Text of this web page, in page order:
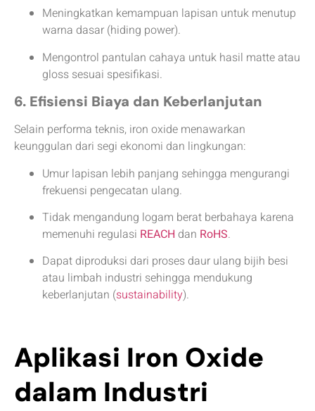
Meningkatkan kemampuan lapisan untuk menutup
warna dasar (hiding power).
Mengontrol pantulan cahaya untuk hasil matte atau
gloss sesuai spesifikasi.
6. Efisiensi Biaya dan Keberlanjutan
Selain performa teknis, iron oxide menawarkan
keunggulan dari segi ekonomi dan lingkungan:
Umur lapisan lebih panjang sehingga mengurangi
frekuensi pengecatan ulang.
Tidak mengandung logam berat berbahaya karena
memenuhi regulasi REACH dan RoHS.
Dapat diproduksi dari proses daur ulang bijih besi
atau limbah industri sehingga mendukung
keberlanjutan (sustainability).
Aplikasi Iron Oxide
dalam Industri